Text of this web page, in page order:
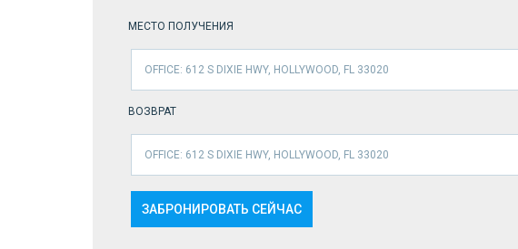
МЕСТО ПОЛУЧЕНИЯ
OFFICE: 612 S DIXIE HWY, HOLLYWOOD, FL 33020
ВОЗВРАТ
OFFICE: 612 S DIXIE HWY, HOLLYWOOD, FL 33020